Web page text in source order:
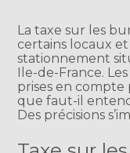
La taxe sur les
certains locaux
stationnement
Ile-de-France.
prises en compte
que faut-il
Des précisions